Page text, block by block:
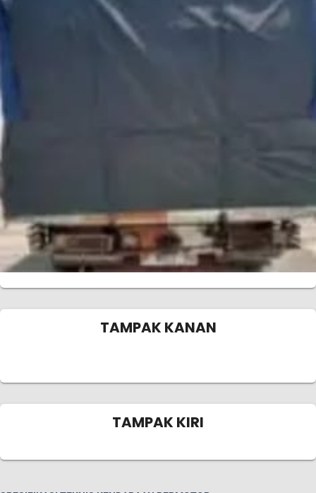
TAMPAK KANAN
TAMPAK KIRI